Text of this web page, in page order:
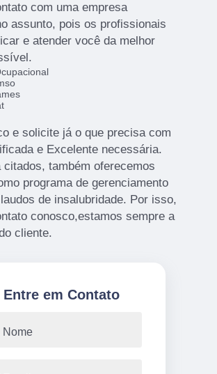
com uma empresa
assunto, pois os profissionais
e atender você da melhor
e solicite já o que precisa com
e Excelente necessária.
citados, também oferecemos
programa de gerenciamento
de insalubridade. Por isso,
conosco,estamos sempre a
cliente.
Entre em Contato